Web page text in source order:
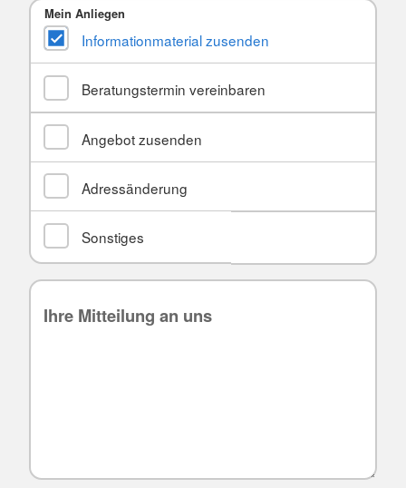
Mein Anliegen
Informationmaterial zusenden
Beratungstermin vereinbaren
Angebot zusenden
Adressänderung
Sonstiges